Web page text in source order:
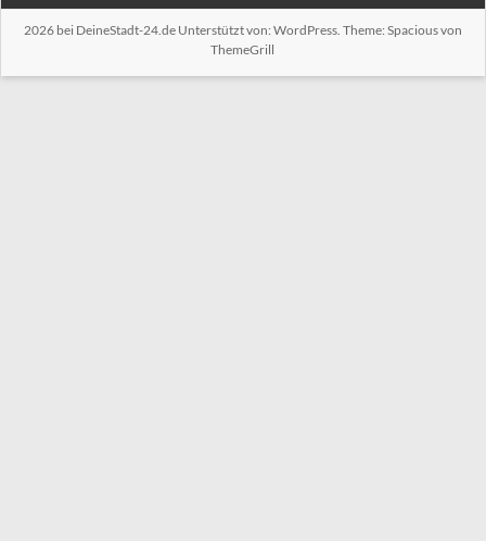
2026 bei DeineStadt-24.deUnterstützt von: WordPress. Theme: Spacious von
ThemeGrill